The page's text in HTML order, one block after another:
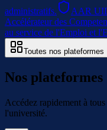
administratifs.
AAR
Accélérateur des
au service de l'Emploi et
Toutes nos plateformes
Nos plateformes
Accédez rapidement à
l'université.